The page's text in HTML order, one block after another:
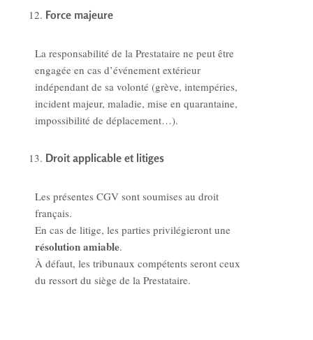
Force majeure
La responsabilité de la Prestataire ne peut être
engagée en cas d’événement extérieur
indépendant de sa volonté (grève, intempéries,
incident majeur, maladie, mise en quarantaine,
impossibilité de déplacement…).
Droit applicable et litiges
Les présentes CGV sont soumises au droit
français.
En cas de litige, les parties privilégieront une
résolution amiable.
À défaut, les tribunaux compétents seront ceux
du ressort du siège de la Prestataire.